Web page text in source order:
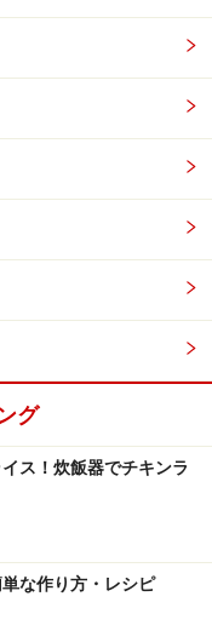
秒ほど焼く。
れ、たっぷり脂をひ
ほど焼きます。中
グ
ス！炊飯器でチキンラ
な作り方・レシピ